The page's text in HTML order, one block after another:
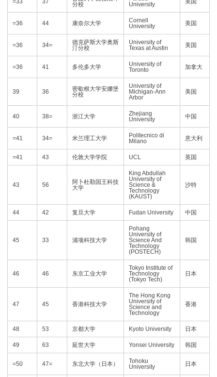
=33 37
分校
University
美国
=36 44 康奈尔大学
Cornell
University
美国
=36 34=
德克萨斯大学奥斯
汀分校
University of
Texas at Austin
美国
=36 41 多伦多大学
University of
Toronto
加拿大
39 36
密歇根大学安娜堡
分校
University of
Michigan-Ann
Arbor
美国
40 38= 浙江大学
Zhejiang
University
中国
=41 34= 米兰理工大学
Politecnico di
Milano
意大利
=41 43 伦敦大学学院 UCL 英国
43 56
阿卜杜勒国王科技
大学
King Abdullah
University of
Science &
Technology
(KAUST)
沙特
44 42 复旦大学 Fudan University 中国
45 33 浦项科技大学
Pohang
University of
Science And
Technology
(POSTECH)
韩国
46 46 东京工业大学
Tokyo Institute of
Technology
(Tokyo Tech)
日本
47 45 香港科技大学
The Hong Kong
University of
Science and
Technology
香港
48 53 京都大学 Kyoto University 日本
49 63 延世大学 Yonsei University 韩国
=50 47= 东北大学（日本）
Tohoku
University
日本